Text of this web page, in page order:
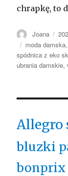
chrapkę, to
Autor
Joana
Tagi
moda damska
spódnica z eko
ubrania damskie,
Allegro
bluzki
bonprix